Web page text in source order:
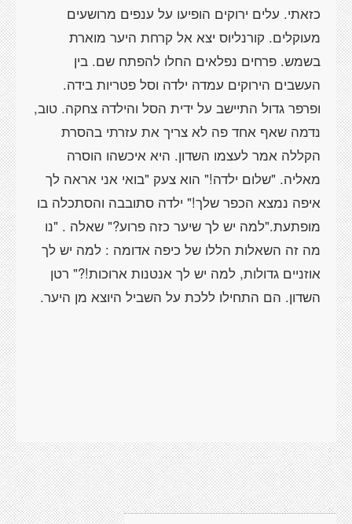
כזאתי. עלים ירוקים הופיעו על ענפים מרושעים
מעוקלים. קורנליוס יצא אל קרחת היער מוארת
בשמש. פרחים נפלאים החלו להפתח שם. בין
העשבים הירוקים עמדה ילדה וסל פטריות בידה.
ופרפר גדול התיישב על ידית הסל והילדה צחקה. טוב,
נדמה שאף אחד פה לא צריך את עזרתי בהסרת
הקללה אמר לעצמו השדון. היא איכשהו הוסרה
מאליה. "שלום ילדה!" הוא צעק "בואי אני אראה לך
איפה נמצא הכפר שלך!" ילדה סתובבה והסתכלה בו
מופתעת."למה יש לך שיער כזה פרוע?" שאלה . "נו
מה זה השאלות הללו של כיפה אדומה : למה יש לך
אוזניים גדולות, למה יש לך אנטנות ארוכות!?" רטן